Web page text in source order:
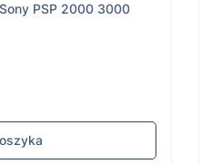
PSP 2000 3000